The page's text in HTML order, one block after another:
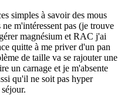
simples à savoir des mous
m'intéressent pas (je trouve
magnésium et RAC j'ai
quitte à me priver d'un pan
de taille va se rajouter une
un carnage et je m'absente
qu'il ne soit pas hyper